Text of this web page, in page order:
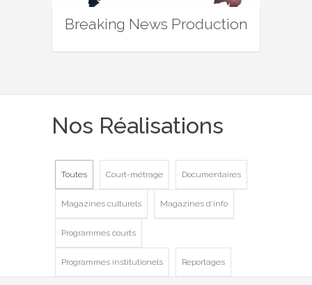
Breaking News Production
Nos Réalisations
Toutes Court-métrage Documentaires
Magazines culturels Magazines d'info
Programmes courts
Programmes institutionels Reportages